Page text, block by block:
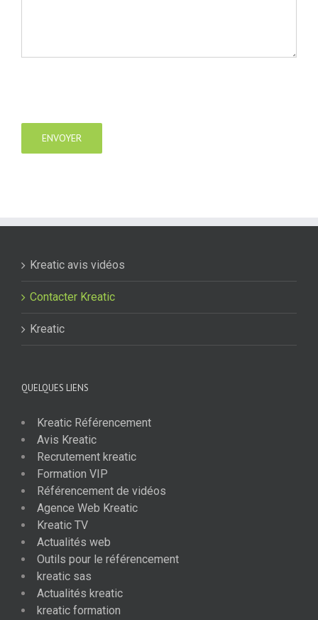
Kreatic avis vidéos
Contacter Kreatic
Kreatic
QUELQUES LIENS
Kreatic Référencement
Avis Kreatic
Recrutement kreatic
Formation VIP
Référencement de vidéos
Agence Web Kreatic
Kreatic TV
Actualités web
Outils pour le référencement
kreatic sas
Actualités kreatic
kreatic formation